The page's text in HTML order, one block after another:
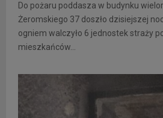
Do pożaru poddasza w budynku
Żeromskiego 37 doszło dzisiejszej
ogniem walczyło 6 jednostek straży
mieszkańców...